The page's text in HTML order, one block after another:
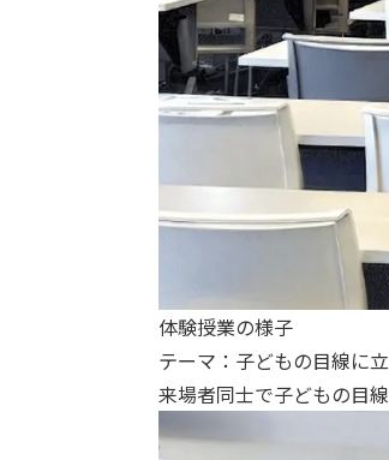
体験授業の様子
テーマ：子どもの目線に
来場者同士で子どもの目